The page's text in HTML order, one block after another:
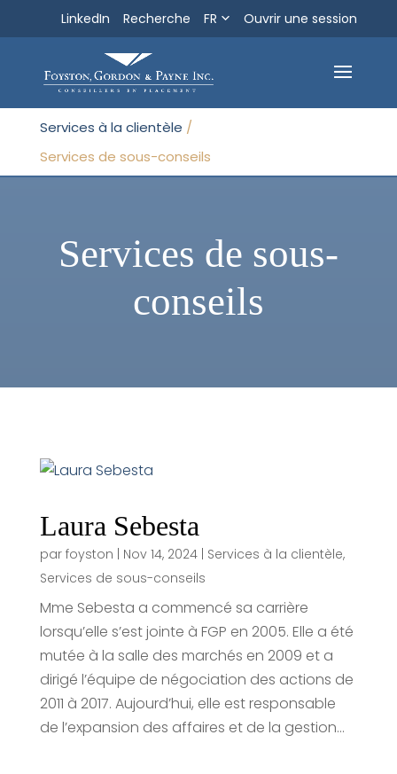
Recherche
LinkedIn Recherche FR Ouvrir une session
Services à la clientèle /
Services de sous-conseils
Services de sous-
conseils
Laura Sebesta
par foyston Nov 14, 2024| Services à la clientèle,
Services de sous-conseils
Mme Sebesta a commencé sa carrière
lorsqu’elle s’est jointe à FGP en 2005. Elle a été
mutée à la salle des marchés en 2009 et a
dirigé l’équipe de négociation des actions de
2011 à 2017. Aujourd’hui, elle est responsable
de l’expansion des affaires et de la gestion...